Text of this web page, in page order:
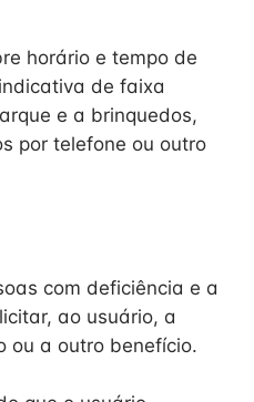
horário e tempo de
de faixa
e a brinquedos,
por telefone ou outro
com deficiência e a
ao usuário, a
ou a outro benefício.